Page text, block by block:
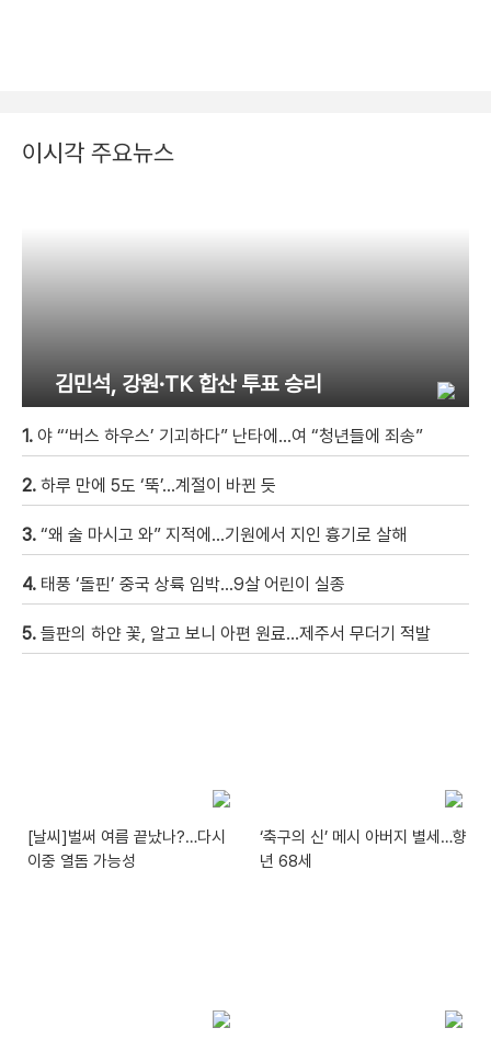
이시각 주요뉴스
김민석, 강원·TK 합산 투표 승리
1. 야 “‘버스 하우스’ 기괴하다” 난타에…여 “청년들에 죄송”
2. 하루 만에 5도 ‘뚝’…계절이 바뀐 듯
3. “왜 술 마시고 와” 지적에…기원에서 지인 흉기로 살해
4. 태풍 ‘돌핀’ 중국 상륙 임박…9살 어린이 실종
5. 들판의 하얀 꽃, 알고 보니 아편 원료…제주서 무더기 적발
[날씨]벌써 여름 끝났나?…다시
이중 열돔 가능성
‘축구의 신’ 메시 아버지 별세…향
년 68세